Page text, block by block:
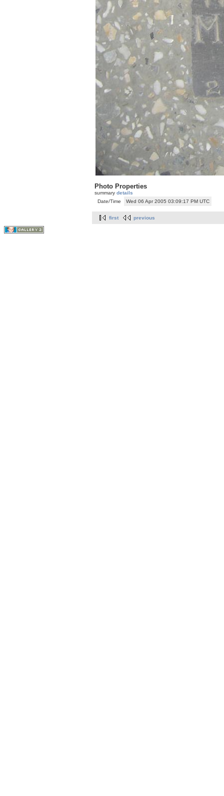
Photo Properties
summary details
Date/Time
Wed 06 Apr 2005 03:09:17 PM UTC
first previous